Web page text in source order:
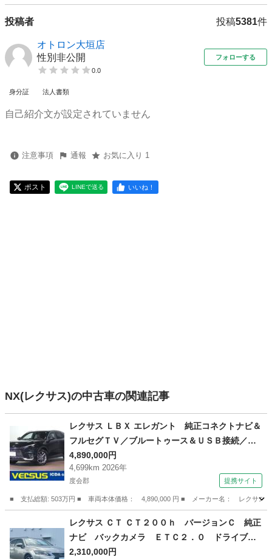
投稿者 投稿5381件
オトロン大垣店
性別非公開
0.0
フォローする
身分証 法人書類
自己紹介文が設定されていません
注意事項 通報 お気に入り 1
ポスト LINEで送る いいね！
NX(レクサス)の中古車の関連記事
レクサス ＬＢＸ エレガント 純正コネクトナビ＆
フルセグＴＶ／ブルートゥース＆ＵＳＢ接続／パ
ノラミックビューモニター／ＥＴＣ２．０／前後
ドラレコ／革シート＆ヒーター／ブラインドスポ
ットＭ／レクサスセーフティ＋／ワンオーナー禁
煙車 （検11.1）
4,890,000円
4,699km 2026年
度会郡 提携サイト
■ 支払総額: 503万円 ■ 車両本体価格： 4,890,000 円 ■ メーカー名： レクサス
レクサス
レクサス ＣＴ ＣＴ２００ｈ バージョンＣ 純正
ナビ バックカメラ ＥＴＣ２．０ ドライブレ
コーダー シートヒーター パワーシート レー
2,310,000円